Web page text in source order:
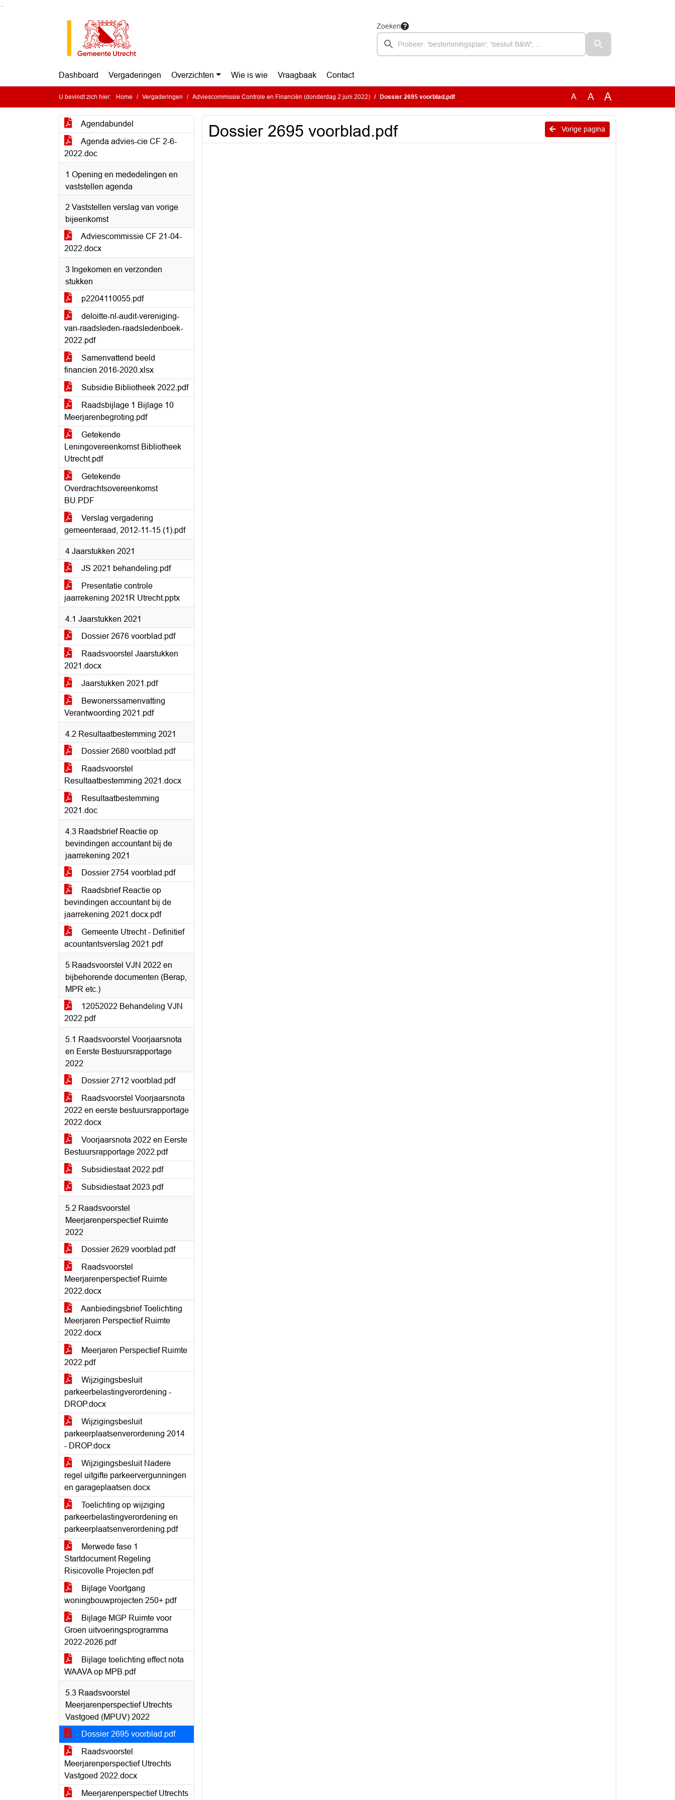
Zoeken
Dashboard Vergaderingen Overzichten Wie is wie Vraagbaak Contact
U bevindt zich hier: Home Vergaderingen Adviescommissie Controle en Financiën (donderdag 2 juni 2022) Dossier 2695 voorblad.pdf A A A
Agendabundel
Agenda advies-cie CF 2-6-
2022.doc
1 Opening en mededelingen en
vaststellen agenda
2 Vaststellen verslag van vorige
bijeenkomst
Adviescommissie CF 21-04-
2022.docx
3 Ingekomen en verzonden
stukken
p2204110055.pdf
deloitte-nl-audit-vereniging-
van-raadsleden-raadsledenboek-
2022.pdf
Samenvattend beeld
financien 2016-2020.xlsx
Subsidie Bibliotheek 2022.pdf
Raadsbijlage 1 Bijlage 10
Meerjarenbegroting.pdf
Getekende
Leningovereenkomst Bibliotheek
Utrecht.pdf
Getekende
Overdrachtsovereenkomst
BU.PDF
Verslag vergadering
gemeenteraad, 2012-11-15 (1).pdf
4 Jaarstukken 2021
JS 2021 behandeling.pdf
Presentatie controle
jaarrekening 2021R Utrecht.pptx
4.1 Jaarstukken 2021
Dossier 2676 voorblad.pdf
Raadsvoorstel Jaarstukken
2021.docx
Jaarstukken 2021.pdf
Bewonerssamenvatting
Verantwoording 2021.pdf
4.2 Resultaatbestemming 2021
Dossier 2680 voorblad.pdf
Raadsvoorstel
Resultaatbestemming 2021.docx
Resultaatbestemming
2021.doc
4.3 Raadsbrief Reactie op
bevindingen accountant bij de
jaarrekening 2021
Dossier 2754 voorblad.pdf
Raadsbrief Reactie op
bevindingen accountant bij de
jaarrekening 2021.docx.pdf
Gemeente Utrecht - Definitief
acountantsverslag 2021.pdf
5 Raadsvoorstel VJN 2022 en
bijbehorende documenten (Berap,
MPR etc.)
12052022 Behandeling VJN
2022.pdf
5.1 Raadsvoorstel Voorjaarsnota
en Eerste Bestuursrapportage
2022
Dossier 2712 voorblad.pdf
Raadsvoorstel Voorjaarsnota
2022 en eerste bestuursrapportage
2022.docx
Voorjaarsnota 2022 en Eerste
Bestuursrapportage 2022.pdf
Subsidiestaat 2022.pdf
Subsidiestaat 2023.pdf
5.2 Raadsvoorstel
Meerjarenperspectief Ruimte
2022
Dossier 2629 voorblad.pdf
Raadsvoorstel
Meerjarenperspectief Ruimte
2022.docx
Aanbiedingsbrief Toelichting
Meerjaren Perspectief Ruimte
2022.docx
Meerjaren Perspectief Ruimte
2022.pdf
Wijzigingsbesluit
parkeerbelastingverordening -
DROP.docx
Wijzigingsbesluit
parkeerplaatsenverordening 2014
- DROP.docx
Wijzigingsbesluit Nadere
regel uitgifte parkeervergunningen
en garageplaatsen.docx
Toelichting op wijziging
parkeerbelastingverordening en
parkeerplaatsenverordening.pdf
Merwede fase 1
Startdocument Regeling
Risicovolle Projecten.pdf
Bijlage Voortgang
woningbouwprojecten 250+.pdf
Bijlage MGP Ruimte voor
Groen uitvoeringsprogramma
2022-2026.pdf
Bijlage toelichting effect nota
WAAVA op MPB.pdf
5.3 Raadsvoorstel
Meerjarenperspectief Utrechts
Vastgoed (MPUV) 2022
Dossier 2695 voorblad.pdf
Raadsvoorstel
Meerjarenperspectief Utrechts
Vastgoed 2022.docx
Meerjarenperspectief Utrechts
Vorige pagina
Dossier 2695 voorblad.pdf